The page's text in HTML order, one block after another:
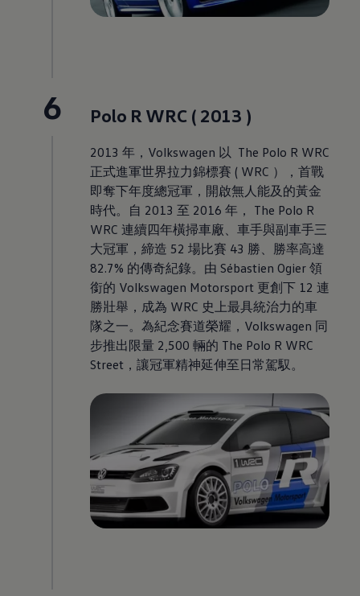
6 Polo R WRC ( 2013 )
2013 年 ， Volkswagen 以 The Polo R WRC
正式進軍世界拉力錦標賽 ( WRC ），首戰
即奪下年度總冠軍，開啟無人能及的黃金
時代。自 2013 至 2016 年， The Polo R
WRC 連續四年橫掃車廠、車手與副車手三
大冠軍，締造 52 場比賽 43 勝、勝率高達
82.7% 的傳奇紀錄。由 Sébastien Ogier 領
銜的 Volkswagen Motorsport 更創下 12 連
勝壯舉，成為 WRC 史上最具統治力的車
隊之一。為紀念賽道榮耀 ， Volkswagen 同
步推出限量 2,500 輛的 The Polo R WRC
Street，讓冠軍精神延伸至日常駕馭。